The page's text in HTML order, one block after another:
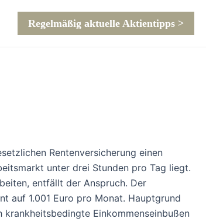
Regelmäßig aktuelle Aktientipps >
Rentenversicherung einen
unter drei Stunden pro Tag liegt.
entfällt der Anspruch. Der
auf 1.001 Euro pro Monat. Hauptgrund
Einkommenseinbußen